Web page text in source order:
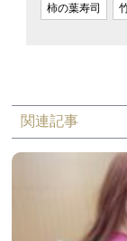
柿の葉寿司
関連記事